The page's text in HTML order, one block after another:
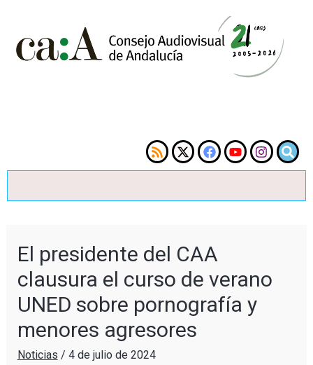
El presidente del CAA
clausura el curso de verano
UNED sobre pornografía y
menores agresores
Noticias / 4 de julio de 2024